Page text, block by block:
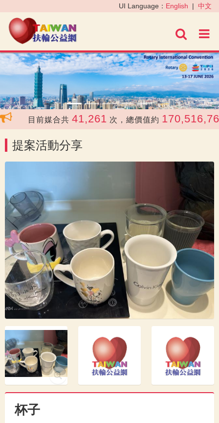
進階
UI Language： English | 中文
‹ ›
目前媒合共 41,261 次，總價值約 170,516,761
提案活動分享
杯子